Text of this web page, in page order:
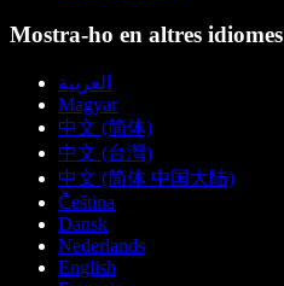
Mostra-ho en altres idiomes
العربية
Magyar
中文 (简体)
中文 (台灣)
中文 (简体 中国大陆)
Čeština
Dansk
Nederlands
English